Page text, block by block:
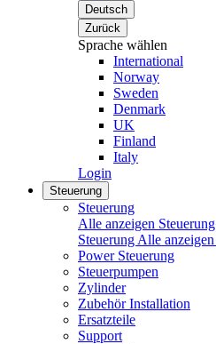
Deutsch
Zurück
Sprache wählen
International
Norway
Sweden
Denmark
UK
Finland
Italy
Login
Steuerung
Steuerung
Alle anzeigen Steuerung
Steuerung Alle anzeigen
Power Steuerung
Steuerpumpen
Zylinder
Zubehör Installation
Ersatzteile
Support